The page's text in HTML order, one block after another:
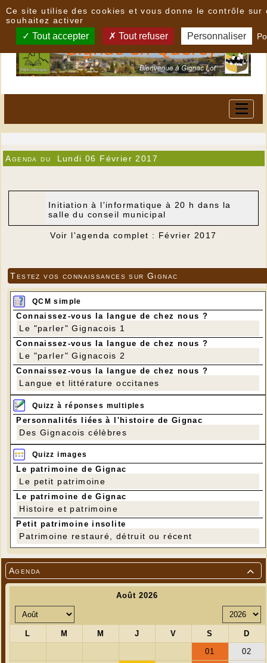

Agenda
Agenda du Lundi 06 Février 2017
Initiation à l'informatique à 20 h dans la
salle du conseil municipal
Voir l'agenda complet : Février 2017
Testez vos connaissances sur Gignac
QCM simple
Connaissez-vous la langue de chez nous ?
Le "parler" Gignacois 1
Connaissez-vous la langue de chez nous ?
Le "parler" Gignacois 2
Connaissez-vous la langue de chez nous ?
Langue et littérature occitanes
Quizz à réponses multiples
Personnalités liées à l'histoire de Gignac
Des Gignacois célèbres
Quizz images
Le patrimoine de Gignac
Le petit patrimoine
Le patrimoine de Gignac
Histoire et patrimoine
Petit patrimoine insolite
Patrimoine restauré, détruit ou récent
Ce site utilise des cookies et vous donne le contrôle sur
souhaitez activer
Tout accepter Tout refuser Personnaliser